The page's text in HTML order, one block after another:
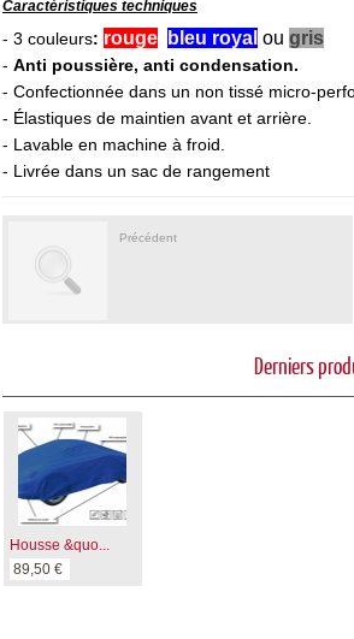
Caractéristiques techniques
- 3 couleurs: rouge bleu royal ou gris
- Anti poussière, anti condensation.
- Confectionnée dans un non tissé micro-
- Élastiques de maintien avant et arrière.
- Lavable en machine à froid.
- Livrée dans un sac de rangement
Précédent
Derniers
Housse &quo...
89,50 €